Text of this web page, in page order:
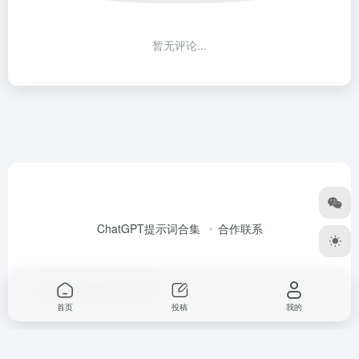
暂无评论...
ChatGPT提示词合集 合作联系
Copyright © 2026
首页 投稿 我的